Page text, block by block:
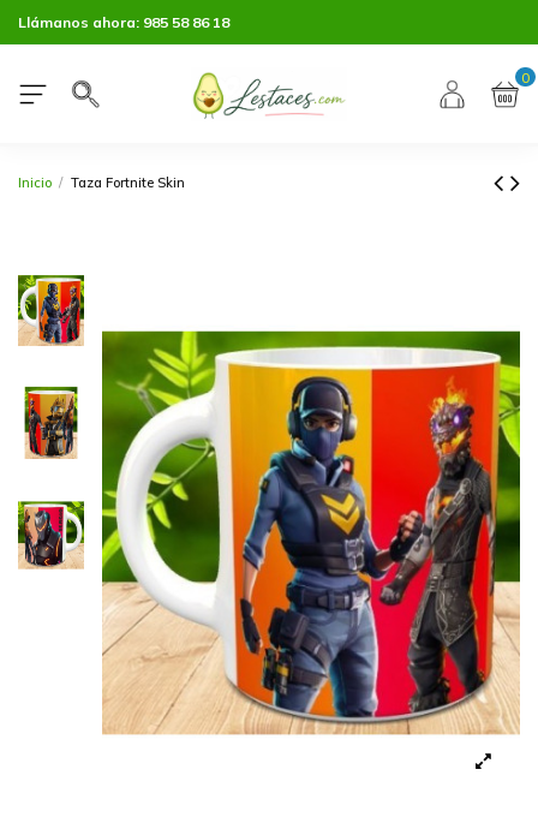
Llámanos ahora: 985 58 86 18
0
Inicio Taza Fortnite Skin